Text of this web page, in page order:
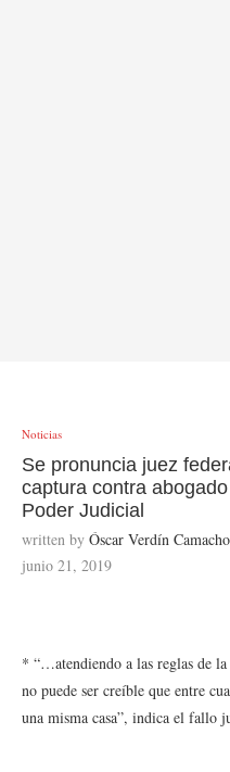
Noticias
Se pronuncia juez
captura contra
Poder Judicial
written by Óscar Verdín
junio 21, 2019
* “…atendiendo a las reglas de
no puede ser creíble que entre
una misma casa”, indica el fallo